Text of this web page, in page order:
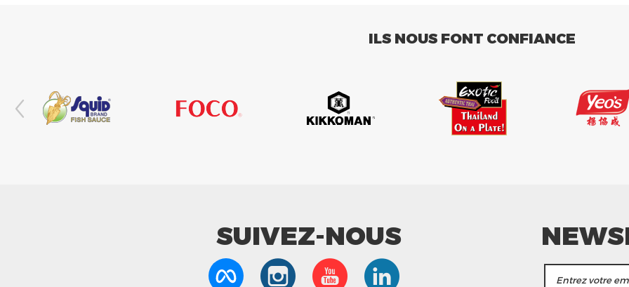
ILS NOUS FONT CONFIANCE
SUIVEZ-NOUS